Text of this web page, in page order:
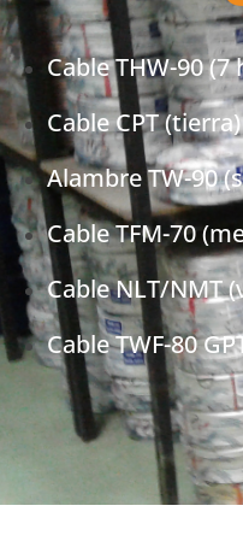
Cable THW-90 (7
Cable CPT (tierra)
Alambre TW-90
Cable TFM-70
Cable NLT/NMT
Cable TWF-80